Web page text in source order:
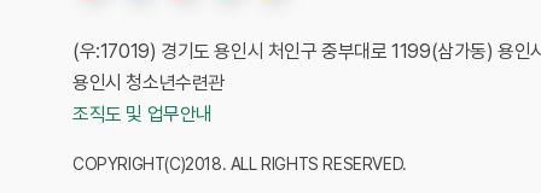
(우:17019) 경기도 용인시 처인구 중부대로 1199(삼가동) 용인
용인시 청소년수련관
조직도 및 업무안내
COPYRIGHT(C)2018. ALL RIGHTS RESERVED.